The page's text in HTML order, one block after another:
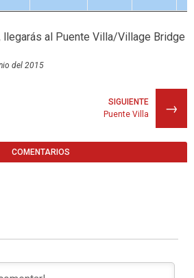
llegarás al Puente Villa/Village Bridge
del 2015
→
SIGUIENTE
Puente Villa
COMENTARIOS